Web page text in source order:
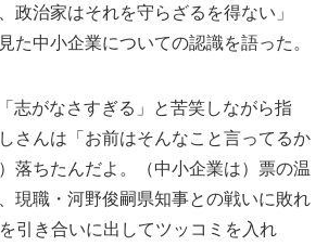
政治家はそれを守らざるを得ない」
た中小企業についての認識を語った。
志がなさすぎる」と苦笑しながら指
さんは「お前はそんなこと言ってるか
落ちたんだよ。（中小企業は）票の温
現職・河野俊嗣県知事との戦いに敗れ
引き合いに出してツッコミを入れ